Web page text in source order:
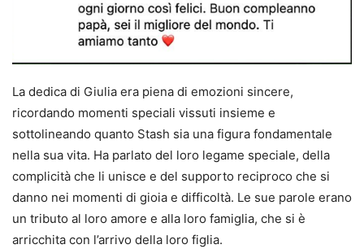
La dedica di Giulia era piena di emozioni sincere,
ricordando momenti speciali vissuti insieme e
sottolineando quanto Stash sia una figura fondamentale
nella sua vita. Ha parlato del loro legame speciale, della
complicità che li unisce e del supporto reciproco che si
danno nei momenti di gioia e difficoltà. Le sue parole erano
un tributo al loro amore e alla loro famiglia, che si è
arricchita con l’arrivo della loro figlia.